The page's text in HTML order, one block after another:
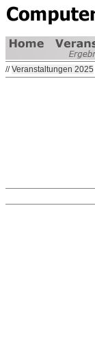
//Veranstaltungen 2025